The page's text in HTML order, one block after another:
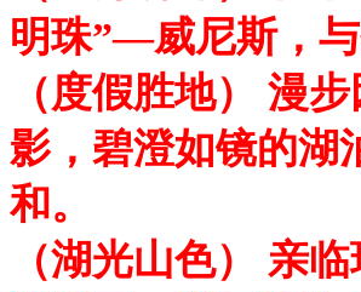
明珠”—威尼斯，
（度假胜地） 漫
影，碧澄如镜的湖
和。
（湖光山色） 亲